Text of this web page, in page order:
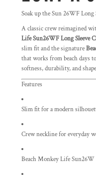
Soak up the Sun 26WF Long
A classic crew reimagined
Life Sun26WF Long Sleeve
slim fit and the signature
that works from beach days
softness, durability, and
Features
Slim fit for a modern
Crew neckline for everyday
Beach Monkey Life Sun26W